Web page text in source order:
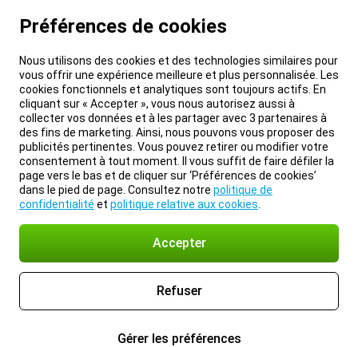
Préférences de cookies
Nous utilisons des cookies et des technologies similaires pour
vous offrir une expérience meilleure et plus personnalisée. Les
cookies fonctionnels et analytiques sont toujours actifs. En
cliquant sur « Accepter », vous nous autorisez aussi à
collecter vos données et à les partager avec 3 partenaires à
des fins de marketing. Ainsi, nous pouvons vous proposer des
publicités pertinentes. Vous pouvez retirer ou modifier votre
consentement à tout moment. Il vous suffit de faire défiler la
page vers le bas et de cliquer sur ‘Préférences de cookies’
dans le pied de page. Consultez notre politique de
confidentialité et politique relative aux cookies
Accepter
Refuser
Gérer les préférences